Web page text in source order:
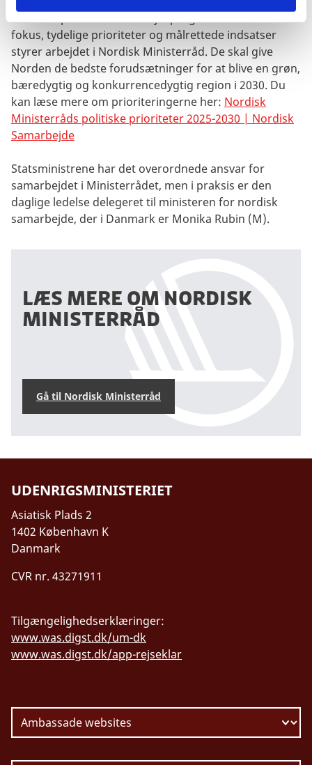
fokus, tydelige prioriteter og målrettede indsatser
styrer arbejdet i Nordisk Ministerråd. De skal give
Norden de bedste forudsætninger for at blive en grøn,
bæredygtig og konkurrencedygtig region i 2030. Du
kan læse mere om prioriteringerne her: Nordisk
Ministerråds politiske prioriteter 2025-2030 | Nordisk
Samarbejde
Statsministrene har det overordnede ansvar for
samarbejdet i Ministerrådet, men i praksis er den
daglige ledelse delegeret til ministeren for nordisk
samarbejde, der i Danmark er Monika Rubin (M).
Læs mere om Nordisk
Ministerråd
Gå til Nordisk Ministerråd
UDENRIGSMINISTERIET
Asiatisk Plads 2
1402 København K
Danmark
CVR nr. 43271911
Tilgængelighedserklæringer:
www.was.digst.dk/um-dk
www.was.digst.dk/app-rejseklar